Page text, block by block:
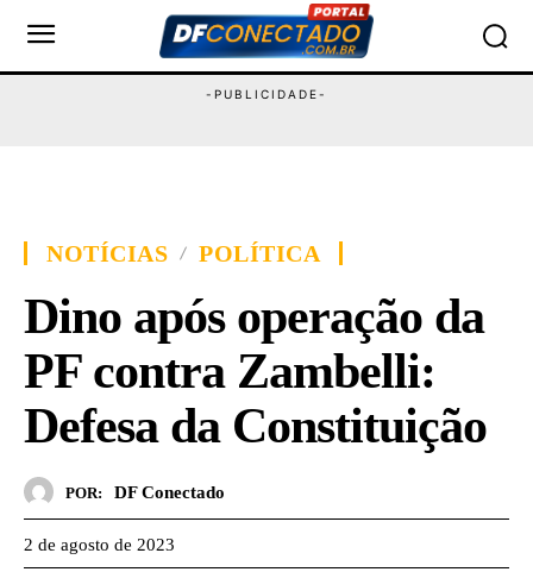
NOTÍCIAS POLÍTICA
Dino após operação da
PF contra Zambelli:
Defesa da Constituição
POR: DF Conectado
2 de agosto de 2023